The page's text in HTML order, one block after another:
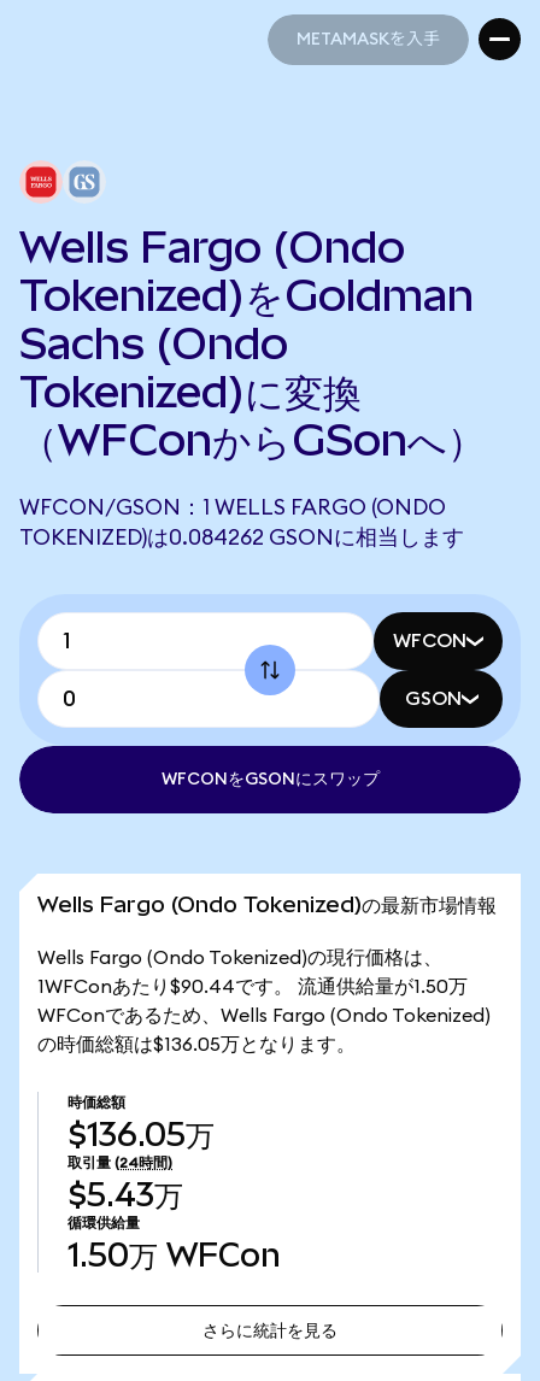
METAMASKを入手
Wells Fargo (Ondo
Tokenized)をGoldman
Sachs (Ondo
Tokenized)に変換
（WFConからGSonへ）
WFCON/GSON：1 WELLS FARGO (ONDO
TOKENIZED)は0.084262 GSONに相当します
WFCON
GSON
WFCONをGSONにスワップ
Wells Fargo (Ondo Tokenized)の最新市場情報
Wells Fargo (Ondo Tokenized)の現行価格は、
1WFConあたり$90.44です。 流通供給量が1.50万
WFConであるため、Wells Fargo (Ondo Tokenized)
の時価総額は$136.05万となります。
時価総額
$136.05万
取引量 (24時間)
$5.43万
循環供給量
1.50万 WFCon
さらに統計を見る